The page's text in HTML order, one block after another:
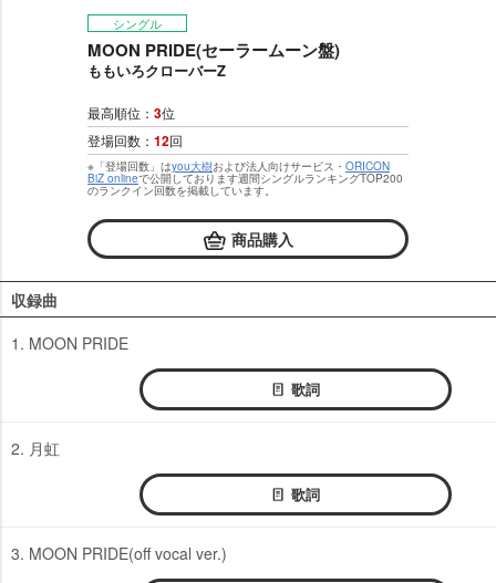
シングル
MOON PRIDE(セーラームーン盤)
ももいろクローバーZ
最高順位： 3位
登場回数： 12回
※「登場回数」はyou大樹および法人向けサービス・ ORICON
BiZ onlineで公開しております週間シングルランキングTOP200
のランクイン回数を掲載しています。
商品購入
収録曲
1. MOON PRIDE
歌詞
2. 月虹
歌詞
3. MOON PRIDE(off vocal ver.)